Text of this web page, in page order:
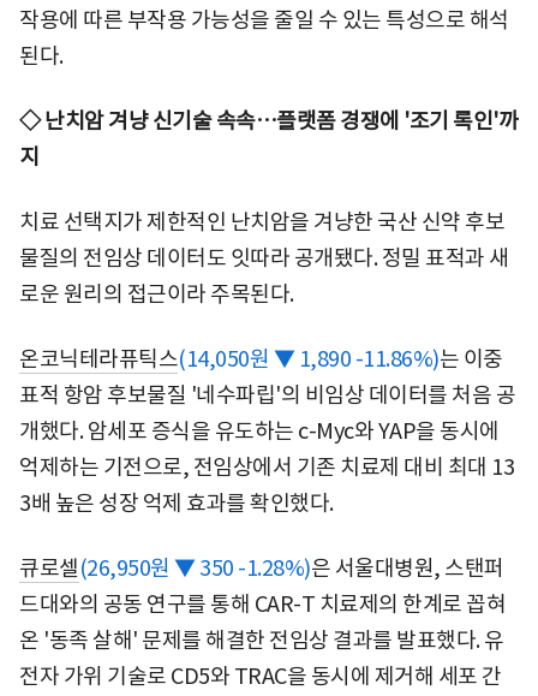
작용에 따른 부작용 가능성을 줄일 수 있는 특성으로 해석
된다.
◇ 난치암 겨냥 신기술 속속…플랫폼 경쟁에 '조기 록인'까
지
치료 선택지가 제한적인 난치암을 겨냥한 국산 신약 후보
물질의 전임상 데이터도 잇따라 공개됐다. 정밀 표적과 새
로운 원리의 접근이라 주목된다.
온코닉테라퓨틱스(14,050원 ▼ 1,890 -11.86%)는 이중
표적 항암 후보물질 '네수파립'의 비임상 데이터를 처음 공
개했다. 암세포 증식을 유도하는 c-Myc와 YAP을 동시에
억제하는 기전으로, 전임상에서 기존 치료제 대비 최대 13
3배 높은 성장 억제 효과를 확인했다.
큐로셀(26,950원 ▼ 350 -1.28%)은 서울대병원, 스탠퍼
드대와의 공동 연구를 통해 CAR-T 치료제의 한계로 꼽혀
온 '동족 살해' 문제를 해결한 전임상 결과를 발표했다. 유
전자 가위 기술로 CD5와 TRAC을 동시에 제거해 세포 간